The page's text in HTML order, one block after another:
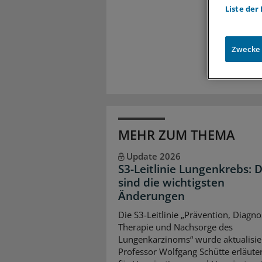
MEHR ZUM THEMA
Update 2026
S3-Leitlinie Lungenkrebs:
sind die wichtigsten
Änderungen
Die S3-Leitlinie „Prävention,
Therapie und Nachsorge des
Lungenkarzinoms“ wurde
Professor Wolfgang Schütte
Liste